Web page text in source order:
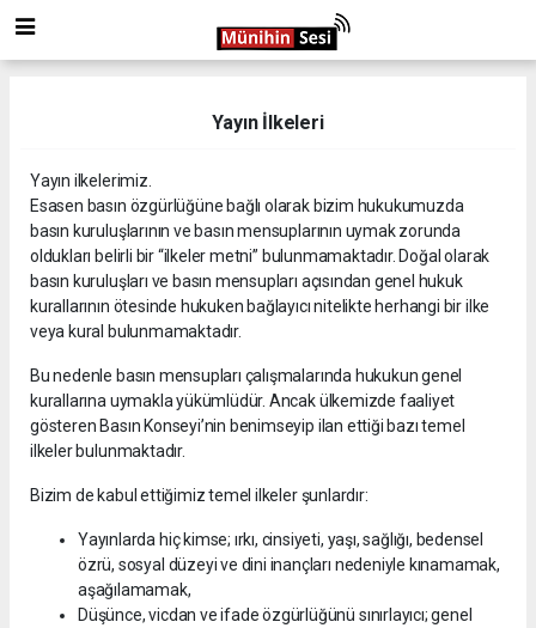
Yayın İlkeleri
Yayın ilkelerimiz.
Esasen basın özgürlüğüne bağlı olarak bizim hukukumuzda
basın kuruluşlarının ve basın mensuplarının uymak zorunda
oldukları belirli bir “ilkeler metni” bulunmamaktadır. Doğal olarak
basın kuruluşları ve basın mensupları açısından genel hukuk
kurallarının ötesinde hukuken bağlayıcı nitelikte herhangi bir ilke
veya kural bulunmamaktadır.
Bu nedenle basın mensupları çalışmalarında hukukun genel
kurallarına uymakla yükümlüdür. Ancak ülkemizde faaliyet
gösteren Basın Konseyi’nin benimseyip ilan ettiği bazı temel
ilkeler bulunmaktadır.
Bizim de kabul ettiğimiz temel ilkeler şunlardır:
Yayınlarda hiç kimse; ırkı, cinsiyeti, yaşı, sağlığı, bedensel
özrü, sosyal düzeyi ve dini inançları nedeniyle kınamamak,
aşağılamamak,
Düşünce, vicdan ve ifade özgürlüğünü sınırlayıcı; genel